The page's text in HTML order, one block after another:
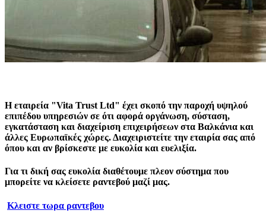
H εταιρεία "Vita Trust Ltd" έχει σκοπό την παροχή υψηλού
επιπέδου υπηρεσιών σε ότι αφορά οργάνωση, σύσταση,
εγκατάσταση και διαχείριση επιχειρήσεων στα Βαλκάνια και
άλλες Ευρωπαϊκές χώρες. Διαχειριστείτε την εταιρία σας από
όπου και αν βρίσκεστε με ευκολία και ευελιξία.
Για τι δική σας ευκολία διαθέτουμε πλεον σύστημα που
μπορείτε να κλείσετε ραντεβού μαζί μας.
Κλειστε τωρα ραντεβου